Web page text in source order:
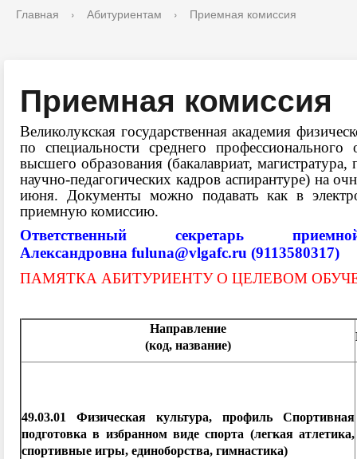
Главная › Абитуриентам › Приемная комиссия
Приемная комиссия
Великолукская государственная академия
по специальности среднего
высшего образования (бакалавриат,
научно-педагогических кадров аспирантуре) на
июня. Документы можно подавать как в
приемную комиссию.
Ответственный секретарь
Александровна fuluna@vlgafc.ru (9113580317)
ПАМЯТКА АБИТУРИЕНТУ О ЦЕЛЕВОМ
Направление
(код, название)
49.03.01 Физическая культура, профиль Спортивная
подготовка в избранном виде спорта (легкая атлетика,
спортивные игры, единоборства, гимнастика)